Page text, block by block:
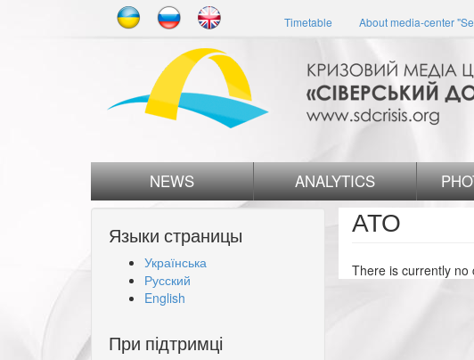
Timetable About media-center
NEWS ANALYTICS
Языки страницы
Українська
Русский
English
При підтримці
АТО
There is currently no